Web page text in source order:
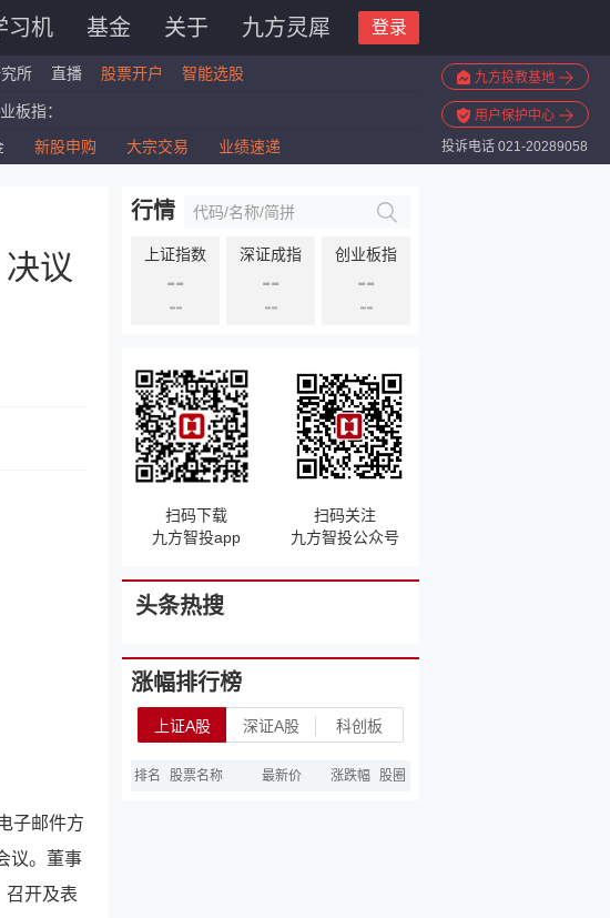
习机 基金 关于 九方灵犀 登录
所 直播 股票开户 智能选股 九方投教基地
用户保护中心
投诉电话 021-20289058
板指：
指数：
新股申购 大宗交易 业绩速递
议
子邮件方
议。董事
召开及表
行情
上证指数
--
--
深证成指
--
--
创业板指
--
--
扫码下载
九方智投app
扫码关注
九方智投公众号
头条热搜
涨幅排行榜
上证A股 深证A股 科创板
排名 股票名称 最新价 涨跌幅 股圈